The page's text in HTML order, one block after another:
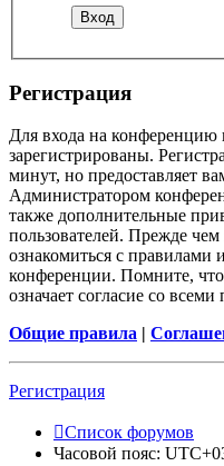
Регистрация
Для входа на
зарегистрированы.
минут, но предоставляет
Администратором
также дополнительные
пользователей. Прежде чем
ознакомиться с
конференции. Помните,
означает согласие со
Общие правила |
Регистрация
Список форумов
Часовой пояс: